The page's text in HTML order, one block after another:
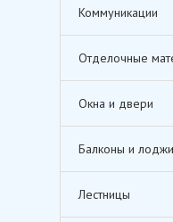
Коммуникации
Отделочные
Окна и двери
Балконы и
Лестницы